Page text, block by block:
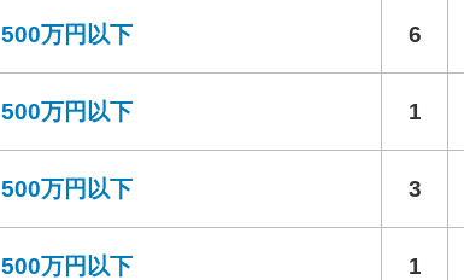
500万円以下 6
500万円以下 1
500万円以下 3
500万円以下 1